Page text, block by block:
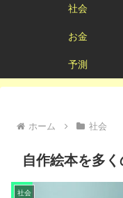
社会
お金
予測
ホーム 社会
自作絵本を多
社会